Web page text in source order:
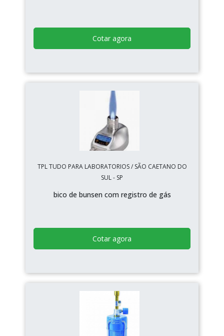
Cotar agora
TPL TUDO PARA LABORATORIOS / SÃO CAETANO DO
SUL - SP
bico de bunsen com registro de gás
Cotar agora